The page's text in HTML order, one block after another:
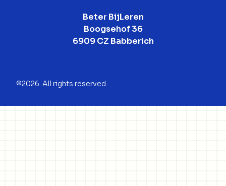
Beter BijLeren
Boogsehof 36
6909 CZ Babberich
©2026. All rights reserved.